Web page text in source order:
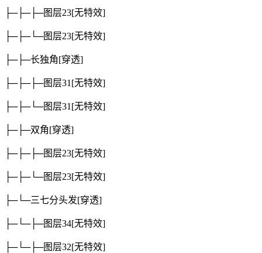
├─├─├─图层23[无特效]
├─├─└─图层23[无特效]
├─├─长独角[穿透]
├─├─├─图层31 [无特效]
├─├─└─图层31 [无特效]
├─├─双角[穿透]
├─├─├─图层23[无特效]
├─├─└─图层23[无特效]
├─└─三七分头发[穿透]
├─└─├─图层34[无特效]
├─└─├─图层32[无特效]